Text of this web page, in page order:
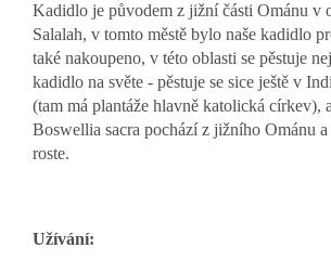
Kadidlo je původem z jižní části Ománu v
Salalah, v tomto městě bylo naše kadidlo
také nakoupeno, v této oblasti se pěstuje
kadidlo na světe - pěstuje se sice ještě v
(tam má plantáže hlavně katolická církev),
Boswellia sacra pochází z jižního Ománu a
roste.
Užívání: